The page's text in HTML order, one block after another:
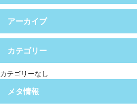
アーカイブ
カテゴリー
カテゴリーなし
メタ情報